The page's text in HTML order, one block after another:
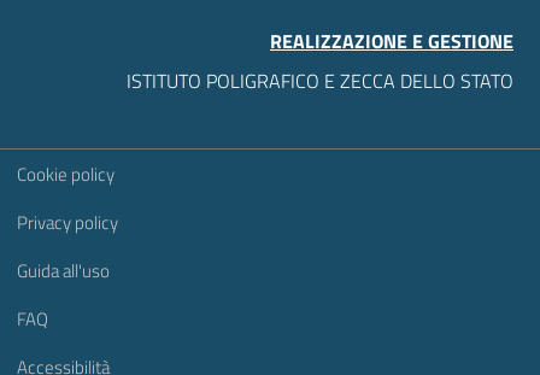
REALIZZAZIONE E GESTIONE
ISTITUTO POLIGRAFICO E ZECCA DELLO STATO
Sezione Link Utili
Cookie policy
Privacy policy
Guida all'uso
FAQ
Accessibilità